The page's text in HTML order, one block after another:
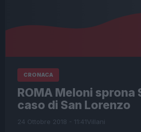
CRONACA
ROMA Meloni sprona
caso di San Lorenzo
24 Ottobre 2018 - 11:41Villani